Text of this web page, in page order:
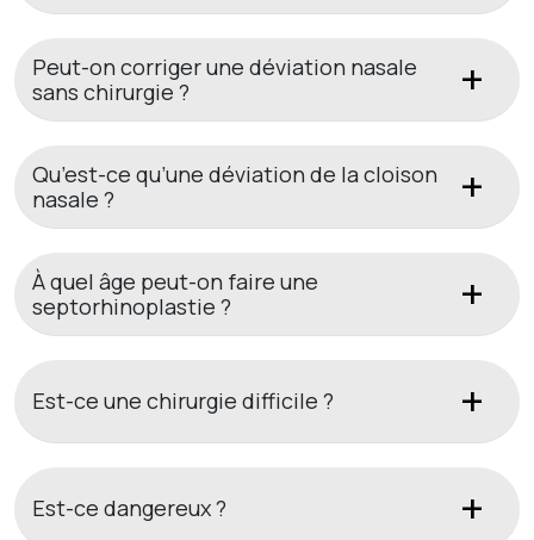
Peut-on corriger une déviation nasale
sans chirurgie ?
Qu’est-ce qu’une déviation de la cloison
nasale ?
À quel âge peut-on faire une
septorhinoplastie ?
Est-ce une chirurgie difficile ?
Est-ce dangereux ?